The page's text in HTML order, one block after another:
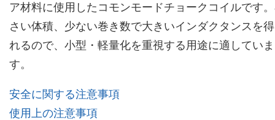
ア材料に使用したコモンモードチョークコイルです
さい体積、少ない巻き数で大きいインダクタンスを
れるので、小型・軽量化を重視する用途に適していま
す。
安全に関する注意事項
使用上の注意事項